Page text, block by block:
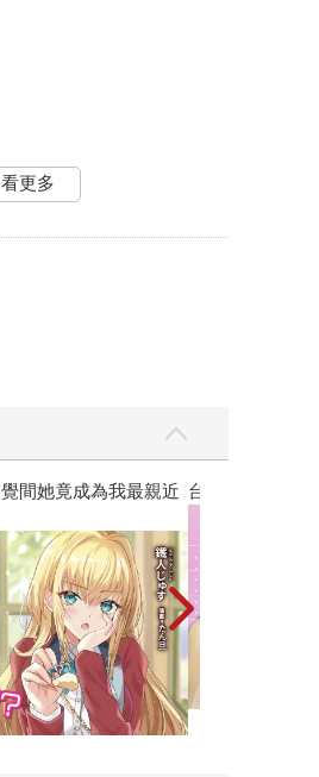
看更多
攻殼機動隊 (1995) 4K數位修復版